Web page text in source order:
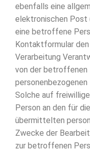
ebenfalls eine
elektronischen Post
eine betroffene
Kontaktformular
Verarbeitung
von der
Solche auf
Person an den für
übermittelten
Zwecke der
zur betroffenen